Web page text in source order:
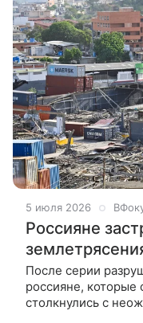
5 июля 2026
Россияне
После серии
россияне, которые
столкнулись с